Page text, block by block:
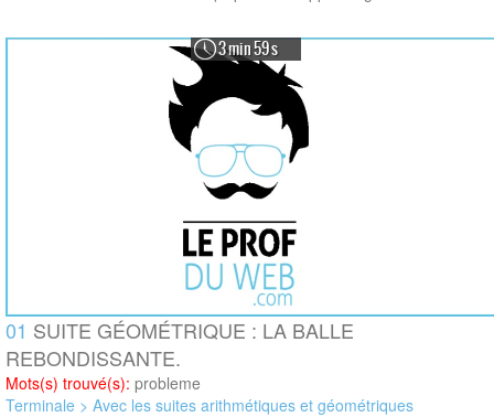
3 min 59 s
01 SUITE GÉOMÉTRIQUE : LA BALLE
REBONDISSANTE.
Mots(s) trouvé(s): probleme
Terminale > Avec les suites arithmétiques et géométriques